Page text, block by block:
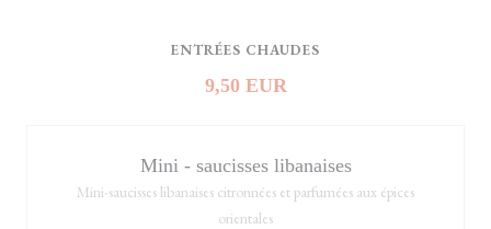
ENTRÉES CHAUDES
9,50 EUR
Mini - saucisses libanaises
Mini-saucisses libanaises citronnées et parfumées aux épices
orientales